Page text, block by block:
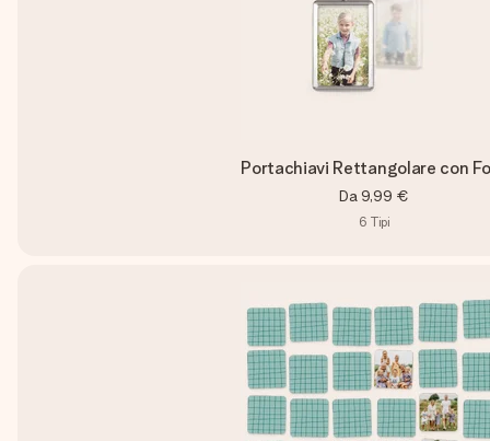
Portachiavi Rettangolare con
Da 9,99 €
6 Tipi